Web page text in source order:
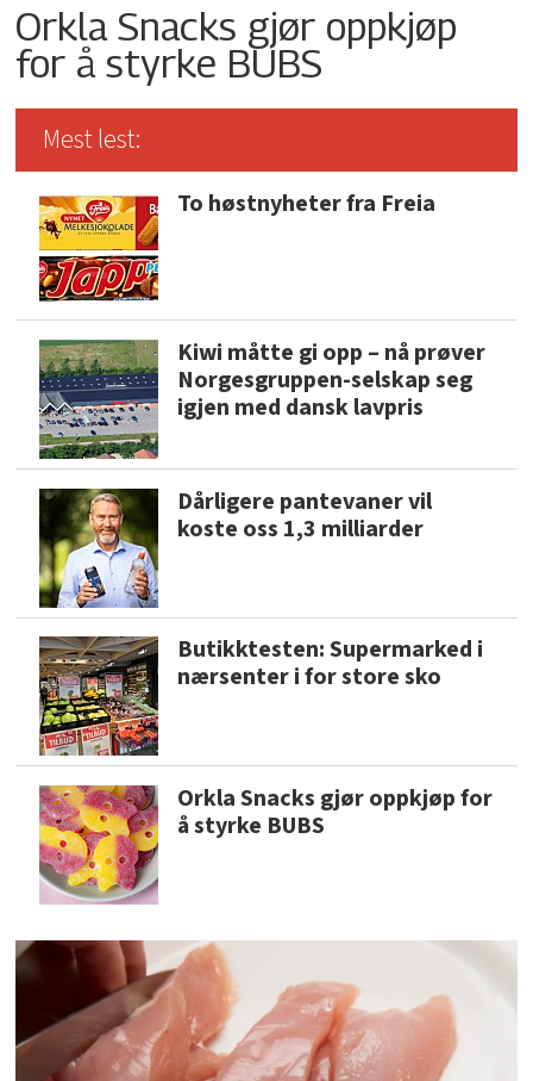
Orkla Snacks gjør oppkjøp
for å styrke BUBS
Mest lest:
To høstnyheter fra Freia
Kiwi måtte gi opp – nå prøver
Norgesgruppen-selskap seg
igjen med dansk lavpris
Dårligere pantevaner vil
koste oss 1,3 milliarder
Butikktesten: Supermarked i
nærsenter i for store sko
Orkla Snacks gjør oppkjøp for
å styrke BUBS